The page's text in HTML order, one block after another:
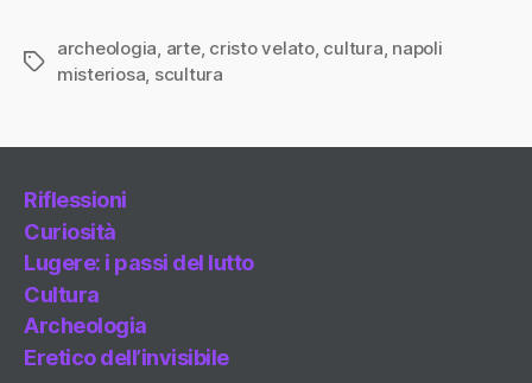
Tag
archeologia arte, cristo velato, cultura napoli
misteriosa scultura
Riflessioni
Curiosità
Lugere: i passi del lutto
Cultura
Archeologia
Eretico dell’invisibile